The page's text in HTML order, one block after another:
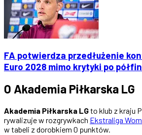
FA potwierdza przedłużenie
Euro 2028 mimo krytyki po
O Akademia Piłkarska LG
Akademia Piłkarska LGto klub z kraju
rywalizuje w rozgrywkach Ekstraliga
w tabeli z dorobkiem 0 punktów.